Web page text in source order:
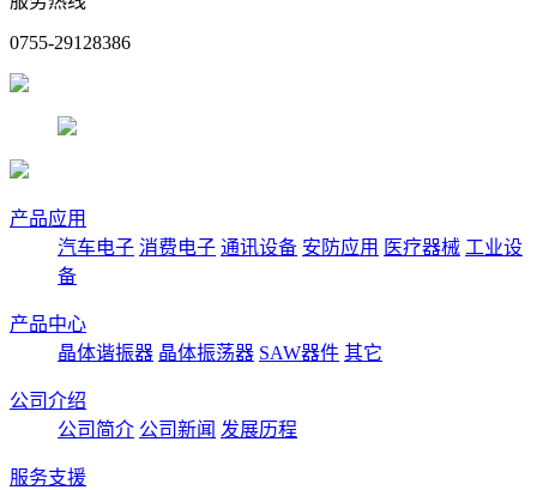
0755-29128386
产品应用
汽车电子 消费电子 通讯设备 安防应用 医疗器械 工业设
备
产品中心
晶体谐振器 晶体振荡器 SAW器件 其它
公司介绍
公司简介 公司新闻 发展历程
服务支援